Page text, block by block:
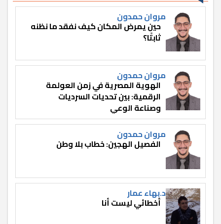
مروان حمدون
حين يمرض المكان كيف نفقد ما نظنه
ثابتًا؟
مروان حمدون
الهوية المصرية في زمن العولمة
الرقمية: بين تحديات السرديات
وصناعة الوعي
مروان حمدون
الفصيل الهجين: خطاب بلا وطن
د.بهاء عمار
أخطائي ليست أنا